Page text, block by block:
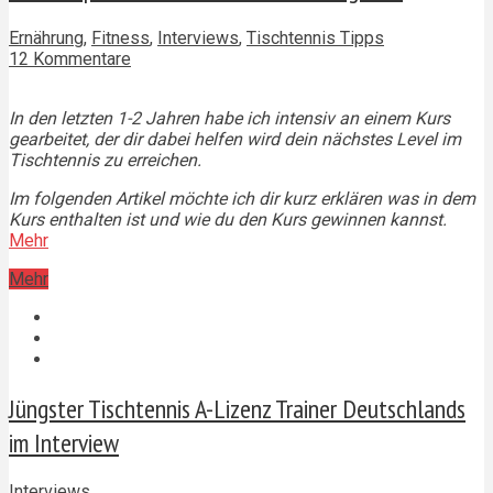
Ernährung, Fitness, Interviews, Tischtennis Tipps
12 Kommentare
In den letzten 1-2 Jahren habe ich intensiv an einem Kurs
gearbeitet, der dir dabei helfen wird dein nächstes Level im
Tischtennis zu erreichen.
Im folgenden Artikel möchte ich dir kurz erklären was in dem
Kurs enthalten ist und wie du den Kurs gewinnen kannst.
Mehr
Mehr
Jüngster Tischtennis A-Lizenz Trainer Deutschlands
im Interview